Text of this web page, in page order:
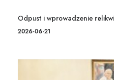
Odpust i wprowadzenie
2026-06-21